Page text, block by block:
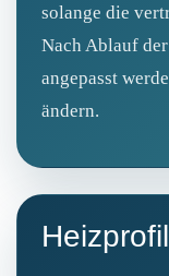
solange die
Nach Ablauf
angepasst
ändern.